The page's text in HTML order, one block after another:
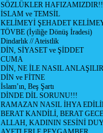
SÖZLÜKLER HAFIZAMIZDIR!!
İSLAM ve TEMSİL
KELİMEYİ ŞEHADET
TÖVBE (İyiliğe Dönüş İradesi)
Dindarlık // Ateistlik
DİN, SİYASET ve ŞİDDET
CUMA
DİN, NE İLE NASIL
DİN ve FİTNE
İslam’ın, Beş Şartı
DİNDE DİL SORUNU!!!
RAMAZAN NASIL İHYA
BERAT KANDİLİ, BERAT
ALLAH, KADININ SESİNİ